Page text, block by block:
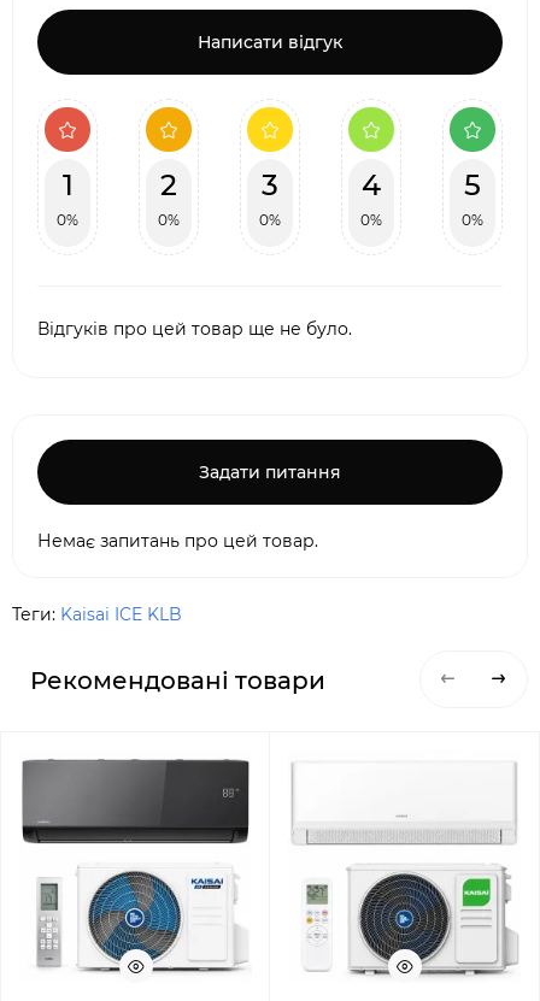
Написати відгук
1
0%
2
0%
3
0%
4
0%
5
0%
Відгуків про цей товар ще не було.
Задати питання
Немає запитань про цей товар.
Теги: Kaisai ICE KLB
Рекомендовані товари